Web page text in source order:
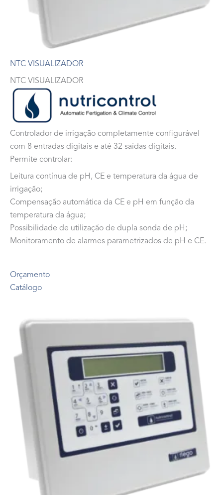
NTC VISUALIZADOR
NTC VISUALIZADOR
Controlador de irrigação completamente configurável
com 8 entradas digitais e até 32 saídas digitais.
Permite controlar:
Leitura contínua de pH, CE e temperatura da água de
irrigação;
Compensação automática da CE e pH em função da
temperatura da água;
Possibilidade de utilização de dupla sonda de pH;
Monitoramento de alarmes parametrizados de pH e CE.
Orçamento
Catálogo